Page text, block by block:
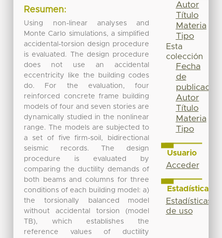
Resumen:
Using non-linear analyses and
Monte Carlo simulations, a simplified
accidental-torsion design procedure
is evaluated. The design procedure
does not use an accidental
eccentricity like the building codes
do. For the evaluation, four
reinforced concrete frame building
models of four and seven stories are
dynamically studied in the nonlinear
range. The models are subjected to
a set of five firm-soil, bidirectional
seismic records. The design
procedure is evaluated by
comparing the ductility demands of
both beams and columns for three
conditions of each building model: a)
the torsionally balanced model
without accidental torsion (model
TB), which establishes the
reference values of ductility
Autor
Título
Materia
Tipo
Esta
colección
Fecha
de
publicación
Autor
Título
Materia
Tipo
Usuario
Acceder
Estadísticas
Estadísticas
de uso